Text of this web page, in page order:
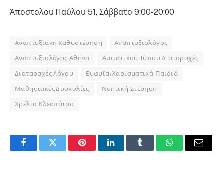
Άποστολου Παύλου 51, Σάββατο 9:00-20:00
Αναπτυξιακή Καθυστέρηση Αναπτυξιολόγος
Αναπτυξιολόγος Αθήνα Αυτιστικού Τύπου Διαταραχές
Διαταραχές Λόγου Ευφυΐα/Χαρισματικά Παιδιά
Μαθησιακές Δυσκολίες Νοητική Στέρηση
Χρέλια Κλεοπάτρα
FacebookTwitter PinterestLinkedInTumblr WhatsAppEmail